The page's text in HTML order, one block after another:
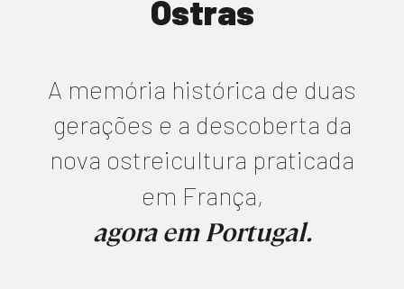
português.
Função Descrição
Variedade
Oferece uma ampla
gama de jogos, desde
slots até jogos de mesa
Ostras
A memória histórica de duas
gerações e a descoberta da
nova ostreicultura praticada
em França,
agora em Portugal.